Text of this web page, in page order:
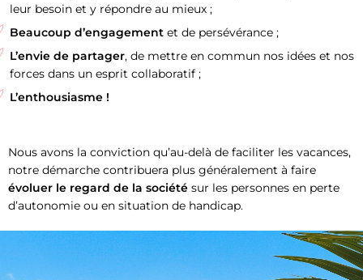
leur besoin et y répondre au mieux ;
Beaucoup d’engagement et de persévérance ;
L’envie de partager, de mettre en commun nos idées et nos
forces dans un esprit collaboratif ;
L’enthousiasme !
Nous avons la conviction qu’au-delà de faciliter les vacances,
notre démarche contribuera plus généralement à faire
évoluer le regard de la société sur les personnes en perte
d’autonomie ou en situation de handicap.